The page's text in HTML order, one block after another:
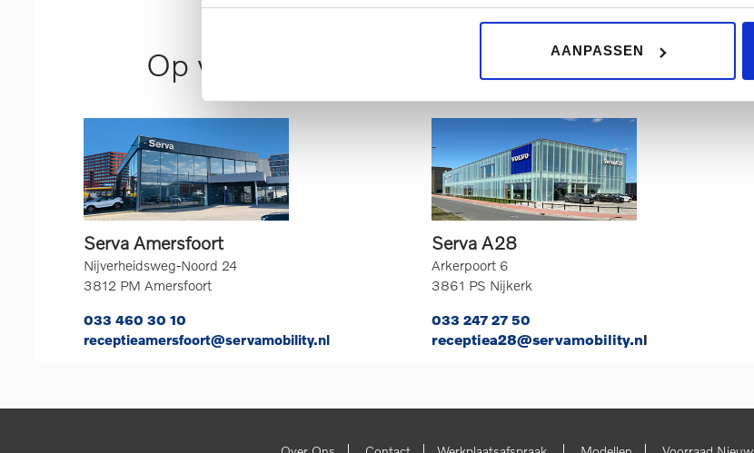
AANPASSEN
Neem contact op met onze werkplaats
Op werkdagen bereikbaar tot17:15 uur
Serva Amersfoort
Nijverheidsweg-Noord 24
3812 PM Amersfoort
033 460 30 10
receptieamersfoort@servamobility.nl
Serva A28
Arkerpoort 6
3861 PS Nijkerk
033 247 27 50
receptiea28@servamobility.nl
| | | |